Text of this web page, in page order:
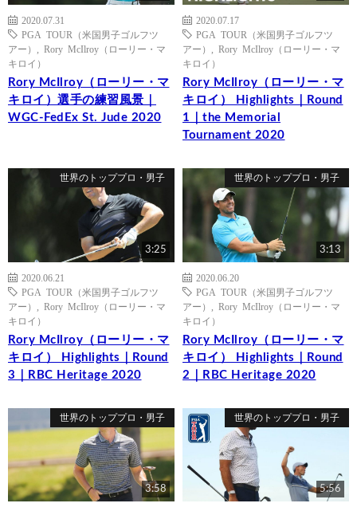
2020.07.31
PGA TOUR（米国男子ゴルフツ
アー）
Rory McIlroy（ローリー・マ
キロイ）
Rory McIlroy（ローリー・マ
キロイ）選手の練習風景｜
WGC-FedEx St. Jude 2020
2020.07.17
PGA TOUR（米国男子ゴルフツ
アー）
Rory McIlroy（ローリー・マ
キロイ）
Rory McIlroy（ローリー・マ
キロイ） Highlights｜Round
1｜the Memorial
Tournament 2020
世界のトッププロ・男子
3:25
2020.06.21
PGA TOUR（米国男子ゴルフツ
アー）
Rory McIlroy（ローリー・マ
キロイ）
Rory McIlroy（ローリー・マ
キロイ） Highlights｜Round
3｜RBC Heritage 2020
世界のトッププロ・男子
3:13
2020.06.20
PGA TOUR（米国男子ゴルフツ
アー）
Rory McIlroy（ローリー・マ
キロイ）
Rory McIlroy（ローリー・マ
キロイ） Highlights｜Round
2｜RBC Heritage 2020
世界のトッププロ・男子
3:58
世界のトッププロ・男子
5:56